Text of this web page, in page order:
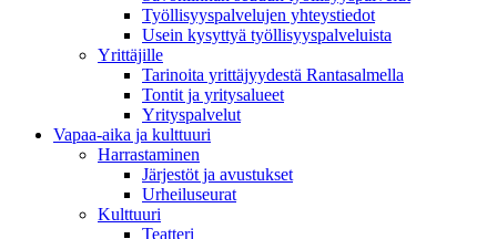
Työllisyyspalvelujen yhteystiedot
Usein kysyttyä työllisyyspalveluista
Yrittäjille
Tarinoita yrittäjyydestä Rantasalmella
Tontit ja yritysalueet
Yrityspalvelut
Vapaa-aika ja kulttuuri
Harrastaminen
Järjestöt ja avustukset
Urheiluseurat
Kulttuuri
Teatteri